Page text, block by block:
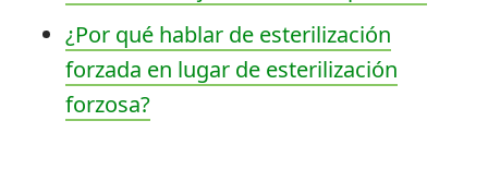
¿Por qué hablar de esterilización
forzada en lugar de esterilización
forzosa?